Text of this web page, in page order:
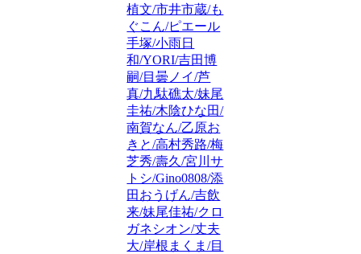
植文/市井市蔵/も
ぐこん/ピエール
手塚/小雨日
和/YORI/吉田博
嗣/目曇ノイ/芦
真/九駄礁太/妹尾
圭祐/木陰ひな田/
南賀なん/乙原お
きと/高村秀路/梅
芝秀/壽久/宮川サ
トシ/Gino0808/添
田おうげん/吉飲
来/妹尾佳祐/クロ
ガネシオン/丈夫
大/岸根まくま/目